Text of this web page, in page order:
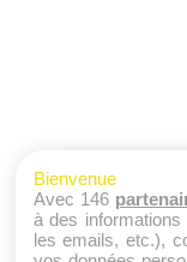
Bienvenue
Avec 146
à des
les emails, etc.),